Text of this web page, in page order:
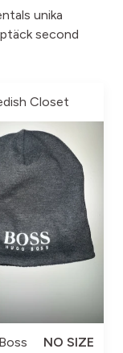
unika
second
Closet
NO SIZE